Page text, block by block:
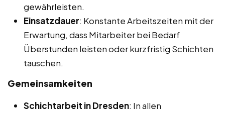
gewährleisten.
Einsatzdauer: Konstante Arbeitszeiten mit der
Erwartung, dass Mitarbeiter bei Bedarf
Überstunden leisten oder kurzfristig Schichten
tauschen.
Gemeinsamkeiten
Schichtarbeit in Dresden: In allen